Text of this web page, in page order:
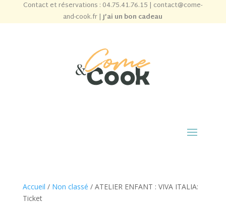
Contact et réservations : 04.75.41.76.15 | contact@come-
and-cook.fr|J’ai un bon cadeau
Accueil / Non classé / ATELIER ENFANT : VIVA ITALIA:
Ticket